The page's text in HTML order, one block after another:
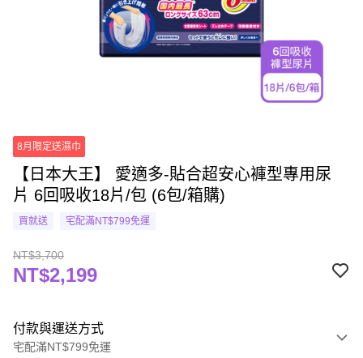
8月限定送濕巾
【日本大王】 愛適多-貼合超安心褲型專用尿
片 6回吸收18片/包 (6包/箱購)
買就送 宅配滿NT$799免運
NT$3,700
NT$2,199
付款與運送方式
宅配滿NT$799免運